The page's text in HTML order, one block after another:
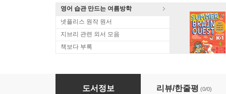
영어 습관 만드는 여름방학
넷플리스 원작 원서
지브리 관련 외서 모음
책보다 부록
惡祓士のキヨシくん 2
도서정보 리뷰/한줄평 (0/0)